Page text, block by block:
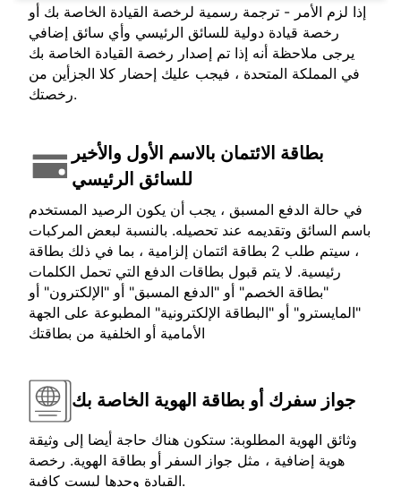
إذا لزم الأمر - ترجمة رسمية لرخصة القيادة الخاصة بك أو
رخصة قيادة دولية للسائق الرئيسي وأي سائق إضافي
يرجى ملاحظة أنه إذا تم إصدار رخصة القيادة الخاصة بك
في المملكة المتحدة ، فيجب عليك إحضار كلا الجزأين من
رخصتك.
بطاقة الائتمان بالاسم الأول والأخير
للسائق الرئيسي
في حالة الدفع المسبق ، يجب أن يكون الرصيد المستخدم
باسم السائق وتقديمه عند تحصيله. بالنسبة لبعض المركبات
، سيتم طلب 2 بطاقة ائتمان إلزامية ، بما في ذلك بطاقة
رئيسية. لا يتم قبول بطاقات الدفع التي تحمل الكلمات
"بطاقة الخصم" أو "الدفع المسبق" أو "الإلكترون" أو
"المايسترو" أو "البطاقة الإلكترونية" المطبوعة على الجهة
الأمامية أو الخلفية من بطاقتك
جواز سفرك أو بطاقة الهوية الخاصة بك
وثائق الهوية المطلوبة: ستكون هناك حاجة أيضا إلى وثيقة
هوية إضافية ، مثل جواز السفر أو بطاقة الهوية. رخصة
القيادة وحدها ليست كافية.